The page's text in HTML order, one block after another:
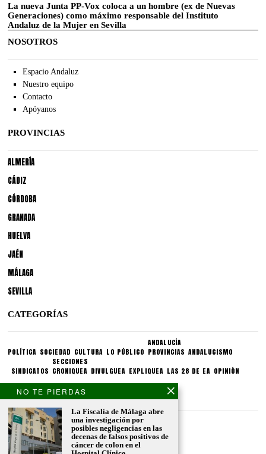
La nueva Junta PP-Vox coloca a un hombre (ex de Nuevas
Generaciones) como máximo responsable del Instituto
Andaluz de la Mujer en Sevilla
NOSOTROS
Espacio Andaluz
Nuestro equipo
Contacto
Apóyanos
PROVINCIAS
ALMERÍA
CÁDIZ
CÓRDOBA
GRANADA
HUELVA
JAÉN
MÁLAGA
SEVILLA
CATEGORÍAS
POLÍTICA SOCIEDAD CULTURA LO PÚBLICO
ANDALUCÍA
PROVINCIAS ANDALUCISMO
SINDICATOS
SECCIONES
CRONIQUEA DIVULGUEA EXPLIQUEA LAS 28 DE EA OPINIÓN
CONDICIONES LEGALES
Aviso legal
Politica de privacidad
Politica de condiciones
NO TE PIERDAS
La Fiscalía de Málaga abre
una investigación por
posibles negligencias en las
decenas de falsos positivos de
cáncer de colon en el